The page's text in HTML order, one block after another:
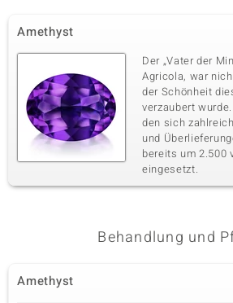
Amethyst
Der „Vater der
Agricola, war
der Schönheit
verzaubert
den sich
und
bereits um 2.500
eingesetzt.
Behandlung und
Amethyst